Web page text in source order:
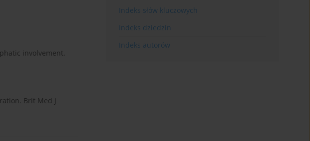
involvement.
Brit Med J
Indeks słów kluczowych
Indeks dziedzin
Indeks autorów